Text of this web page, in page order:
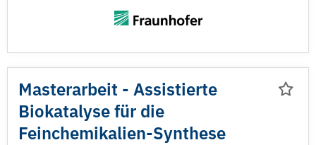
Masterarbeit - Assistierte
Biokatalyse für die
Feinchemikalien-Synthese